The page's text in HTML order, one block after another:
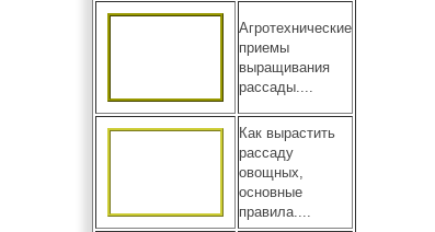
Агротехнические
приемы
выращивания
рассады....
Как вырастить
рассаду
овощных,
основные
правила....